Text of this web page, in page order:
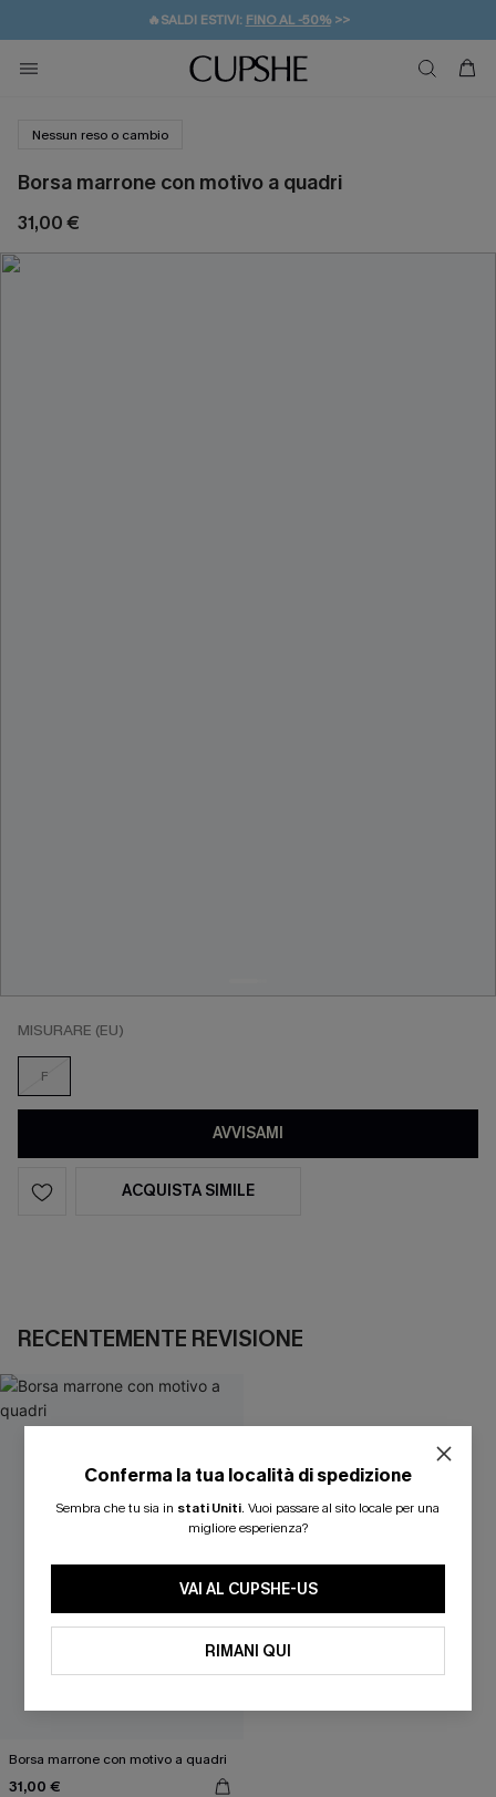
🔥SALDI ESTIVI: FINO AL -50%>>
🚚SPEDIZIONE GRATUITA DA 49€
💌REGALO PER I NUOVI: 20% DI SCONTO*
Nessun reso o cambio
Borsa marrone con motivo a quadri
31,00 €
MISURARE (EU)
F
AVVISAMI
ACQUISTA SIMILE
RECENTEMENTE REVISIONE
Borsa marrone con motivo a quadri
31,00 €
Conferma la tua località di spedizione
Sembra che tu sia in stati Uniti. Vuoi passare al sito locale per una
migliore esperienza?
VAI AL CUPSHE-US
RIMANI QUI